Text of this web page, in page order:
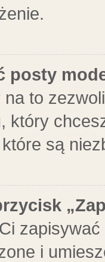
posty
to
który
są
i